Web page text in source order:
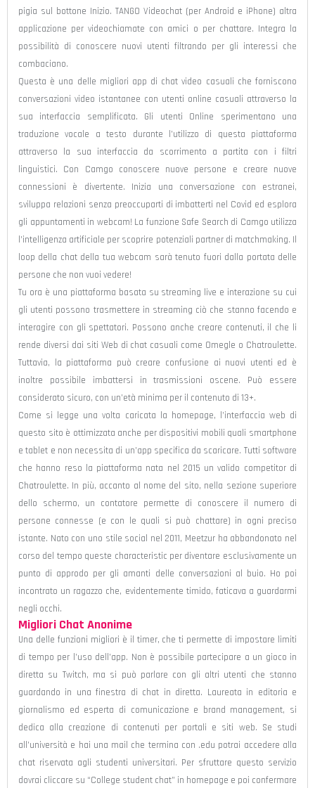
pigia sul bottone Inizio. TANGO Videochat (per Android e iPhone) altra
applicazione per videochiamate con amici o per chattare. Integra la
possibilità di conoscere nuovi utenti filtrando per gli interessi che
combaciano.
Questa è una delle migliori app di chat video casuali che forniscono
conversazioni video istantanee con utenti online casuali attraverso la
sua interfaccia semplificata. Gli utenti Online sperimentano una
traduzione vocale a testo durante l’utilizzo di questa piattaforma
attraverso la sua interfaccia da scorrimento a partita con i filtri
linguistici. Con Camgo conoscere nuove persone e creare nuove
connessioni è divertente. Inizia una conversazione con estranei,
sviluppa relazioni senza preoccuparti di imbatterti nel Covid ed esplora
gli appuntamenti in webcam! La funzione Safe Search di Camgo utilizza
l’intelligenza artificiale per scoprire potenziali partner di matchmaking. Il
loop della chat della tua webcam sarà tenuto fuori dalla portata delle
persone che non vuoi vedere!
Tu ora è una piattaforma basata su streaming live e interazione su cui
gli utenti possono trasmettere in streaming ciò che stanno facendo e
interagire con gli spettatori. Possono anche creare contenuti, il che li
rende diversi dai siti Web di chat casuali come Omegle o Chatroulette.
Tuttavia, la piattaforma può creare confusione ai nuovi utenti ed è
inoltre possibile imbattersi in trasmissioni oscene. Può essere
considerato sicuro, con un’età minima per il contenuto di 13+.
Come si legge una volta caricata la homepage, l’interfaccia web di
questo sito è ottimizzata anche per dispositivi mobili quali smartphone
e tablet e non necessita di un’app specifica da scaricare. Tutti software
che hanno reso la piattaforma nata nel 2015 un valido competitor di
Chatroulette. In più, accanto al nome del sito, nella sezione superiore
dello schermo, un contatore permette di conoscere il numero di
persone connesse (e con le quali si può chattare) in ogni preciso
istante. Nato con uno stile social nel 2011, Meetzur ha abbandonato nel
corso del tempo queste characteristic per diventare esclusivamente un
punto di approdo per gli amanti delle conversazioni al buio. Ho poi
incontrato un ragazzo che, evidentemente timido, faticava a guardarmi
negli occhi.
Migliori Chat Anonime
Una delle funzioni migliori è il timer, che ti permette di impostare limiti
di tempo per l’uso dell’app. Non è possibile partecipare a un gioco in
diretta su Twitch, ma si può parlare con gli altri utenti che stanno
guardando in una finestra di chat in diretta. Laureata in editoria e
giornalismo ed esperta di comunicazione e brand management, si
dedica alla creazione di contenuti per portali e siti web. Se studi
all’università e hai una mail che termina con .edu potrai accedere alla
chat riservata agli studenti universitari. Per sfruttare questo servizio
dovrai cliccare su “College student chat” in homepage e poi confermare